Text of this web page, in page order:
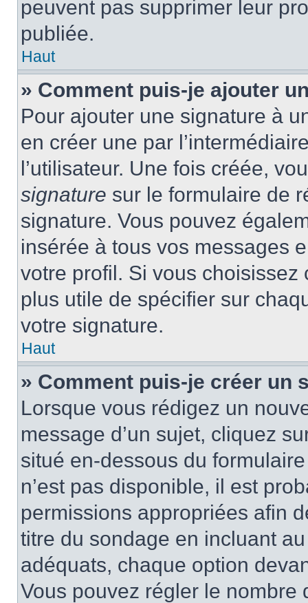
peuvent pas supprimer leur
publiée.
Haut
» Comment puis-je ajouter
Pour ajouter une signature à
en créer une par
l’utilisateur. Une fois créée,
signature sur le formulaire de
signature. Vous pouvez
insérée à tous vos messages
votre profil. Si vous
plus utile de spécifier sur
votre signature.
Haut
» Comment puis-je créer un
Lorsque vous rédigez un
message d’un sujet, cliquez
situé en-dessous du
n’est pas disponible, il est
permissions appropriées afin
titre du sondage en incluant
adéquats, chaque option
Vous pouvez régler le nombre